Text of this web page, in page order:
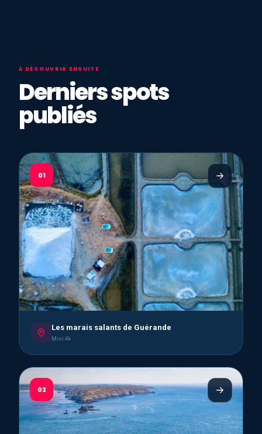
À DÉCOUVRIR ENSUITE
Derniers spots
publiés
01
Les marais salants de Guérande
Mini 4k
02